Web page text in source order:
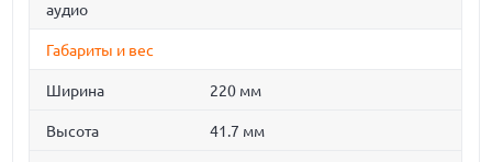
аудио
Габариты и вес
Ширина 220 мм
Высота 41.7 мм